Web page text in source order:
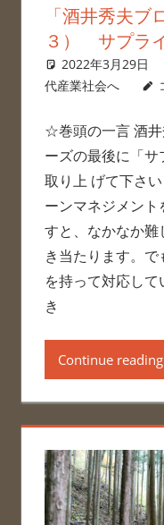
「酒井秀夫
３） サプラ
2022年3月29日
代産業社会へ
☆巻頭の一言 酒井
ーズの最後に「
取り上 げて下さ
ーンマネジメント
すと、なかなか
き当たります。
を持って対応し
き
Continue reading